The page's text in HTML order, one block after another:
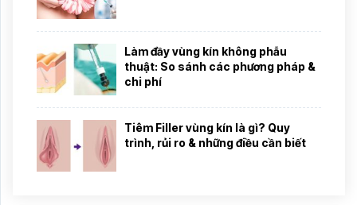
Làm đầy vùng kín không phẫu
thuật: So sánh các phương pháp &
chi phí
Tiêm Filler vùng kín là gì? Quy
trình, rủi ro & những điều cần biết